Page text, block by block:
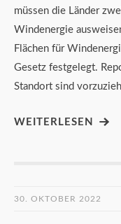
müssen die Länder
Windenergie
Flächen für
Gesetz festgelegt.
Standort sind
WEITERLESEN
30. OKTOBER 2022